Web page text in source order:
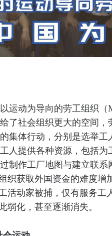
运动为导向的劳工组织
了社会组织更大的空间，
集体行动，分别是选举工
人提供各种资源，包括为
制作工厂地图与建立联系
织获取外国资金的难度增
活动家被捕，仅有服务工
化，甚至逐渐消失。